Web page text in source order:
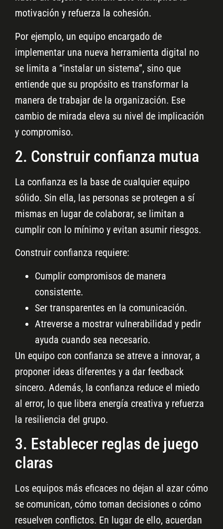
motivación y refuerza la cohesión.
Por ejemplo, un equipo encargado de
implementar una nueva herramienta digital no
se limita a “instalar un sistema”, sino que
entiende que su propósito es transformar la
manera de trabajar de la organización. Ese
cambio de mirada eleva su nivel de implicación
y compromiso.
2. Construir confianza mutua
La confianza es la base de cualquier equipo
sólido. Sin ella, las personas se protegen a sí
mismas en lugar de colaborar, se limitan a
cumplir con lo mínimo y evitan asumir riesgos.
Construir confianza requiere:
Cumplir compromisos de manera
consistente.
Ser transparentes en la comunicación.
Atreverse a mostrar vulnerabilidad y pedir
ayuda cuando sea necesario.
Un equipo con confianza se atreve a innovar, a
proponer ideas diferentes y a dar feedback
sincero. Además, la confianza reduce el miedo
al error, lo que libera energía creativa y refuerza
la resiliencia del grupo.
3. Establecer reglas de juego
claras
Los equipos más eficaces no dejan al azar cómo
se comunican, cómo toman decisiones o cómo
resuelven conflictos. En lugar de ello, acuerdan